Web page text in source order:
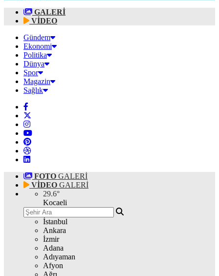
GALERİ
VİDEO
Gündem
Ekonomi
Politika
Dünya
Spor
Magazin
Sağlık
FOTO GALERİ
VİDEO GALERİ
29.6°
Kocaeli
İstanbul
Ankara
İzmir
Adana
Adıyaman
Afyon
Ağrı